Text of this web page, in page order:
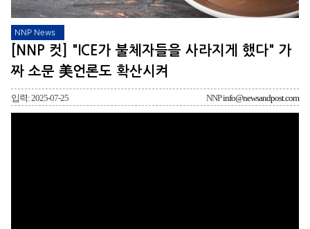
NNP News
[NNP 컷] "ICE가 불체자들을 사라지게 했다" 가
짜 소문 美언론도 확산시켜
입력: 2025-07-25 NNPinfo@newsandpost.com